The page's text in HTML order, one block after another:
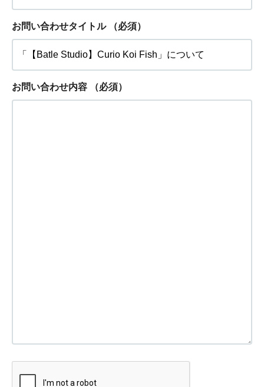
お問い合わせタイトル （必須）
お問い合わせ内容 （必須）